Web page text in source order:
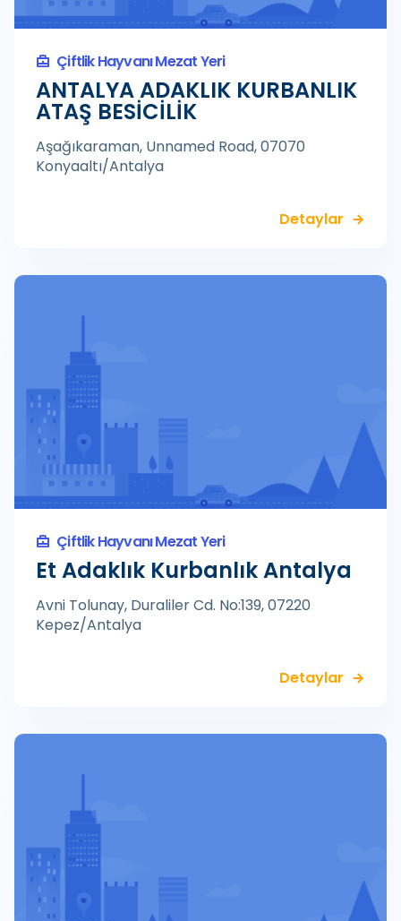
Çiftlik Hayvanı Mezat Yeri
ANTALYA ADAKLIK KURBANLIK
ATAŞ BESİCİLİK
Aşağıkaraman, Unnamed Road, 07070
Konyaaltı/Antalya
Detaylar
Çiftlik Hayvanı Mezat Yeri
Et Adaklık Kurbanlık Antalya
Avni Tolunay, Duraliler Cd. No:139, 07220
Kepez/Antalya
Detaylar